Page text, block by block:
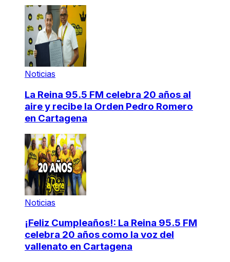
Noticias
La Reina 95.5 FM celebra 20 años al
aire y recibe la Orden Pedro Romero
en Cartagena
Noticias
¡Feliz Cumpleaños!: La Reina 95.5 FM
celebra 20 años como la voz del
vallenato en Cartagena